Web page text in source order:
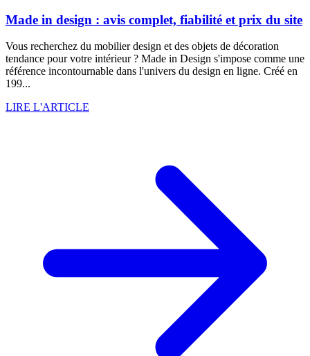
Made in design : avis complet, fiabilité et prix du site
Vous recherchez du mobilier design et des objets de décoration
tendance pour votre intérieur ? Made in Design s'impose comme une
référence incontournable dans l'univers du design en ligne. Créé en
199...
LIRE L'ARTICLE